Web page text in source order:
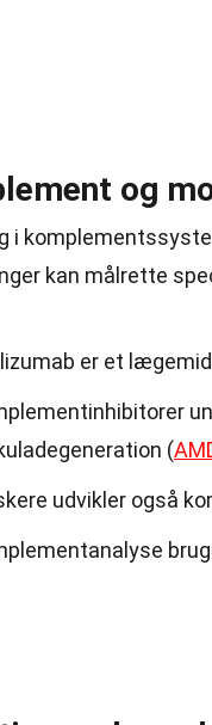
og
i
kan målrette
er et
(
udvikler også